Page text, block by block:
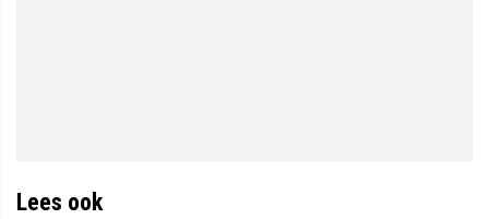
Lees ook